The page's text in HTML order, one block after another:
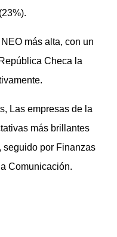
más alta, con un
Checa la
Las empresas de la
más brillantes
seguido por Finanzas
Comunicación.